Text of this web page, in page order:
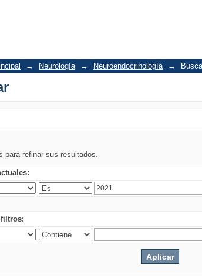
→ Neurología → Neuroendocrinología →
para refinar sus resultados.
filtros: